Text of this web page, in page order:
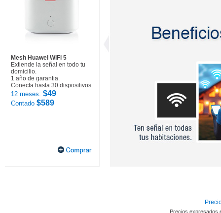
Mesh Huawei WiFi 5
Extiende la señal en todo tu
domicilio.
1 año de garantia.
Conecta hasta 30 dispositivos.
12 meses: $49
Contado $589
Precios expresados